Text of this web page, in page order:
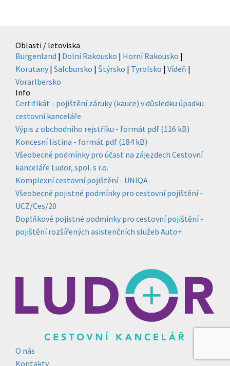
Oblasti / letoviska
Burgenland | Dolní Rakousko | Horní Rakousko |
Korutany | Salcbursko | Štýrsko | Tyrolsko | Vídeň |
Vorarlbersko
Info
Certifikát - pojištění záruky (kauce) v důsledku úpadku
cestovní kanceláře
Výpis z obchodního rejstříku - formát pdf (116 kB)
Koncesní listina - formát pdf (184 kB)
Všeobecné podmínky pro účast na zájezdech Cestovní
kanceláře Ludor, spol. s r.o.
Komplexní cestovní pojištění - UNIQA
Všeobecné pojistné podmínky pro cestovní pojištění –
UCZ/Ces/20
Doplňkové pojistné podmínky pro cestovní pojištění -
pojištění rozšířených asistenčních služeb Auto+
O nás
Kontakty